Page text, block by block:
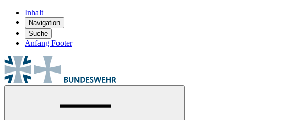
Inhalt
Navigation
Suche
Anfang Footer